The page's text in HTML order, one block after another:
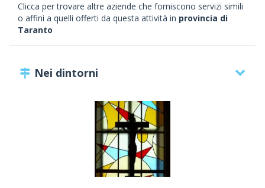
Clicca per trovare altre aziende che forniscono servizi simili
o affini a quelli offerti da questa attività in provincia di
Taranto
Nei dintorni